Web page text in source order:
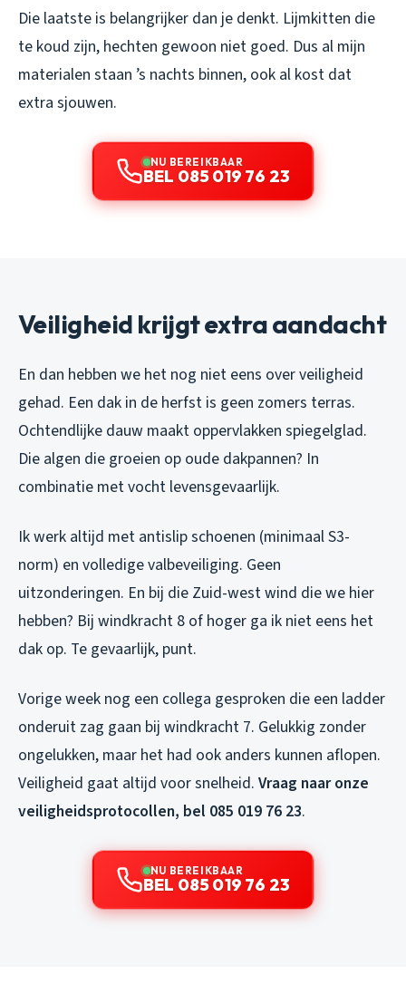
Die laatste is belangrijker dan je denkt. Lijmkitten die
te koud zijn, hechten gewoon niet goed. Dus al mijn
materialen staan ’s nachts binnen, ook al kost dat
extra sjouwen.
NU BEREIKBAAR
BEL 085 019 76 23
Veiligheid krijgt extra aandacht
En dan hebben we het nog niet eens over veiligheid
gehad. Een dak in de herfst is geen zomers terras.
Ochtendlijke dauw maakt oppervlakken spiegelglad.
Die algen die groeien op oude dakpannen? In
combinatie met vocht levensgevaarlijk.
Ik werk altijd met antislip schoenen (minimaal S3-
norm) en volledige valbeveiliging. Geen
uitzonderingen. En bij die Zuid-west wind die we hier
hebben? Bij windkracht 8 of hoger ga ik niet eens het
dak op. Te gevaarlijk, punt.
Vorige week nog een collega gesproken die een ladder
onderuit zag gaan bij windkracht 7. Gelukkig zonder
ongelukken, maar het had ook anders kunnen aflopen.
Veiligheid gaat altijd voor snelheid. Vraag naar onze
veiligheidsprotocollen, bel 085 019 76 23.
NU BEREIKBAAR
BEL 085 019 76 23